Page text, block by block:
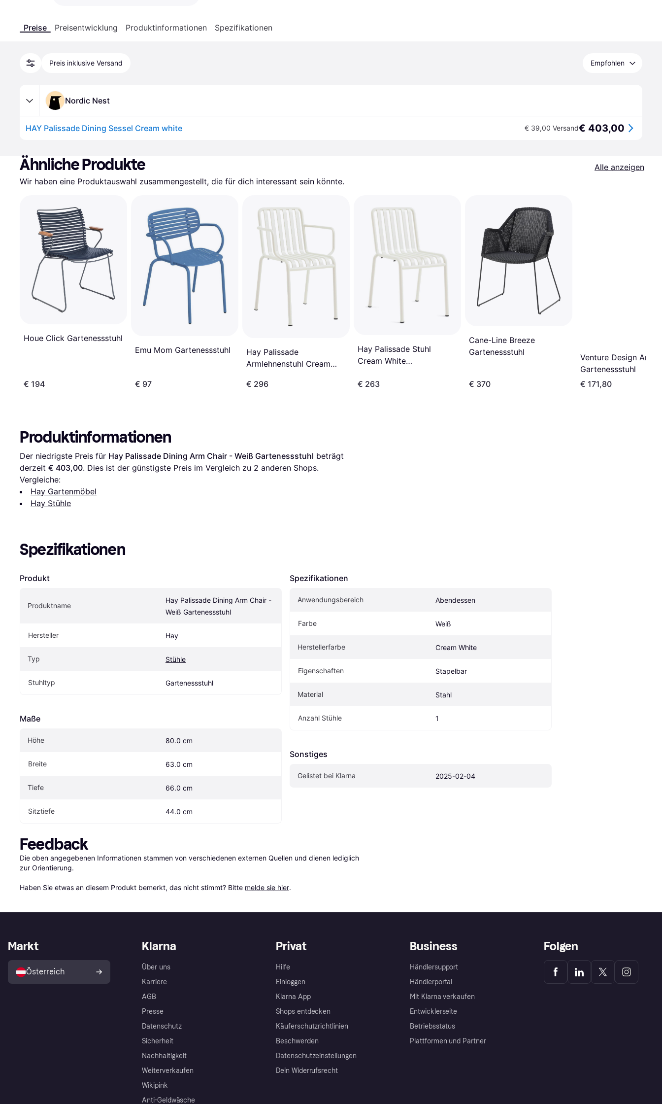
Preise Preisentwicklung Produktinformationen Spezifikationen
Preis inklusive Versand Empfohlen
Nordic Nest
HAY Palissade Dining Sessel Cream white € 39,00 Versand€ 403,00
Ähnliche Produkte
Alle anzeigen
Wir haben eine Produktauswahl zusammengestellt, die für dich interessant sein könnte.
Houe Click Gartenessstuhl
€ 194
Emu Mom Gartenessstuhl
€ 97
Hay Palissade
Armlehnenstuhl Cream
€ 296
Hay Palissade Stuhl
Cream White
€ 263
Cane-Line Breeze
Gartenessstuhl
€ 370
Venture Design Anna
Gartenessstuhl
€ 171,80
Produktinformationen
Der niedrigste Preis für Hay Palissade Dining Arm Chair - Weiß Gartenessstuhl beträgt
derzeit € 403,00. Dies ist der günstigste Preis im Vergleich zu 2 anderen Shops.
Vergleiche:
Hay Gartenmöbel
Hay Stühle
Spezifikationen
Produkt
Produktname
Hay Palissade Dining Arm Chair -
Weiß Gartenessstuhl
Hersteller Hay
Typ Stühle
Stuhltyp Gartenessstuhl
Maße
Höhe 80.0 cm
Breite 63.0 cm
Tiefe 66.0 cm
Sitztiefe 44.0 cm
Spezifikationen
Anwendungsbereich Abendessen
Farbe Weiß
Herstellerfarbe Cream White
Eigen­schaften Stapelbar
Material Stahl
Anzahl Stühle 1
Sonstiges
Gelistet bei Klarna 2025-02-04
Feedback
Die oben angegebenen Informationen stammen von verschiedenen externen Quellen und dienen lediglich
zur Orientierung.
Haben Sie etwas an diesem Produkt bemerkt, das nicht stimmt? Bitte melde sie hier.
Klarna
Über uns
Karriere
AGB
Presse
Datenschutz
Sicherheit
Nachhaltigkeit
Weiterverkaufen
Wikipink
Anti-Geldwäsche
Privat
Hilfe
Einloggen
Klarna App
Shops entdecken
Käuferschutzrichtlinien
Beschwerden
Datenschutzeinstellungen
Dein Widerrufsrecht
Business
Händlersupport
Händlerportal
Mit Klarna verkaufen
Entwicklerseite
Betriebsstatus
Plattformen und Partner
Markt
Österreich
Folgen